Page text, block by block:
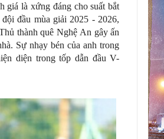
giá là xứng đáng cho suất bắt
đầu mùa giải 2025 - 2026,
thành quê Nghệ An gây ấn
Sự nhạy bén của anh trong
diện trong tốp dẫn đầu V-